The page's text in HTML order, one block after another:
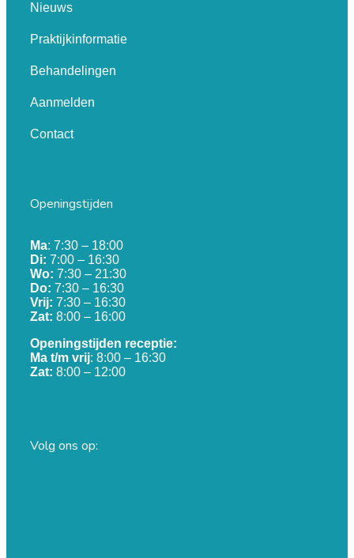
Nieuws
Praktijkinformatie
Behandelingen
Aanmelden
Contact
Openingstijden
Ma: 7:30 – 18:00
Di: 7:00 – 16:30
Wo: 7:30 – 21:30
Do: 7:30 – 16:30
Vrij: 7:30 – 16:30
Zat: 8:00 – 16:00
Openingstijden receptie:
Ma t/m vrij: 8:00 – 16:30
Zat: 8:00 – 12:00
Volg ons op: